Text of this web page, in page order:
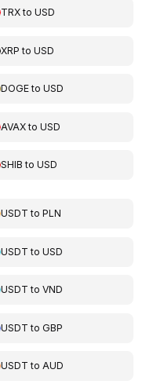
TRXtoUSD
XRP toUSD
DOGEtoUSD
AVAXtoUSD
SHIB toUSD
USDT toPLN
USDT toUSD
USDT toVND
USDT toGBP
USDT toAUD